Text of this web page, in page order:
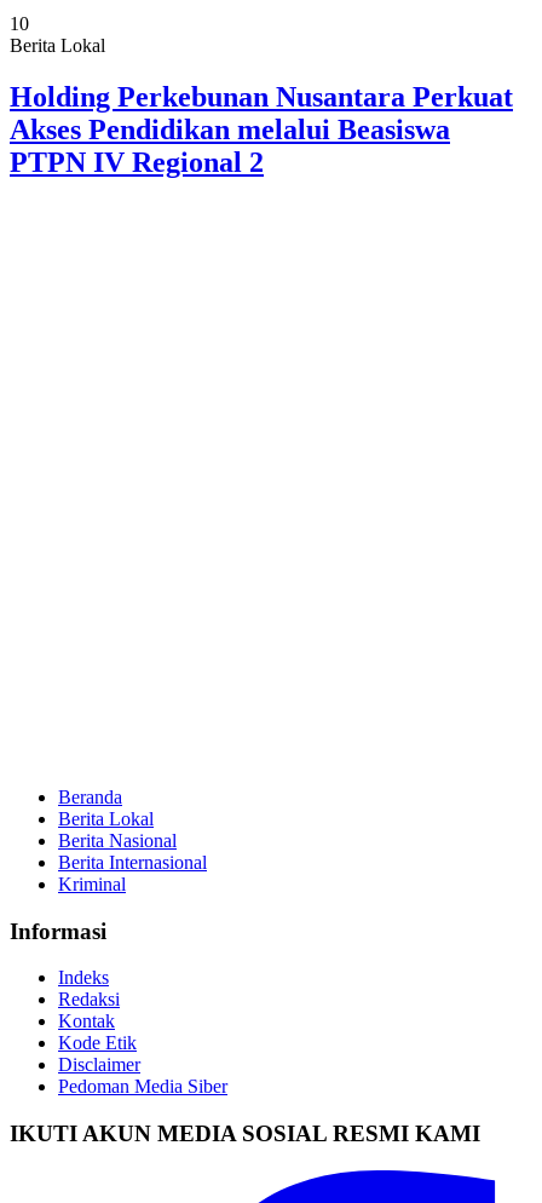
10
Berita Lokal
Holding Perkebunan Nusantara Perkuat
Akses Pendidikan melalui Beasiswa
PTPN IV Regional 2
Beranda
Berita Lokal
Berita Nasional
Berita Internasional
Kriminal
Informasi
Indeks
Redaksi
Kontak
Kode Etik
Disclaimer
Pedoman Media Siber
IKUTI AKUN MEDIA SOSIAL RESMI KAMI